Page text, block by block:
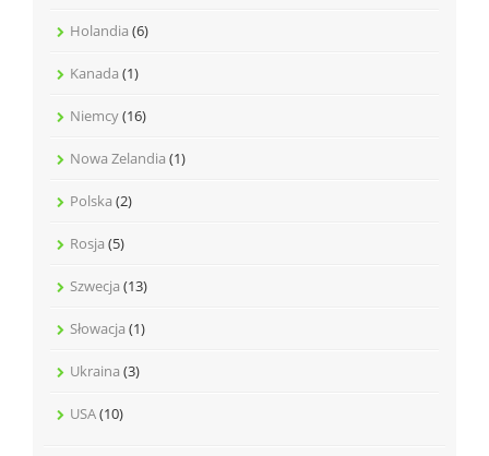
Holandia (6)
Kanada (1)
Niemcy(16)
Nowa Zelandia (1)
Polska (2)
Rosja (5)
Szwecja (13)
Słowacja (1)
Ukraina (3)
USA(10)